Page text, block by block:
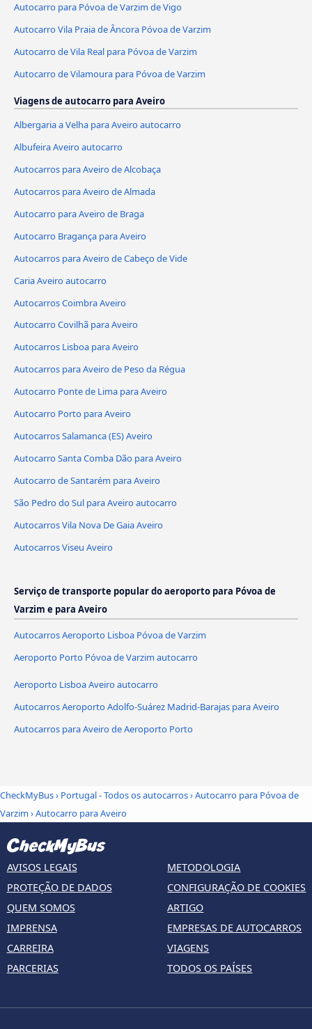
Autocarro para Póvoa de Varzim de Vigo
Autocarro Vila Praia de Âncora Póvoa de Varzim
Autocarro de Vila Real para Póvoa de Varzim
Autocarro de Vilamoura para Póvoa de Varzim
Viagens de autocarro para Aveiro
Albergaria a Velha para Aveiro autocarro
Albufeira Aveiro autocarro
Autocarros para Aveiro de Alcobaça
Autocarros para Aveiro de Almada
Autocarro para Aveiro de Braga
Autocarro Bragança para Aveiro
Autocarros para Aveiro de Cabeço de Vide
Caria Aveiro autocarro
Autocarros Coimbra Aveiro
Autocarro Covilhã para Aveiro
Autocarros Lisboa para Aveiro
Autocarros para Aveiro de Peso da Régua
Autocarro Ponte de Lima para Aveiro
Autocarro Porto para Aveiro
Autocarros Salamanca (ES) Aveiro
Autocarro Santa Comba Dão para Aveiro
Autocarro de Santarém para Aveiro
São Pedro do Sul para Aveiro autocarro
Autocarros Vila Nova De Gaia Aveiro
Autocarros Viseu Aveiro
Serviço de transporte popular do aeroporto para Póvoa de
Varzim e para Aveiro
Autocarros Aeroporto Lisboa Póvoa de Varzim
Aeroporto Porto Póvoa de Varzim autocarro
Aeroporto Lisboa Aveiro autocarro
Autocarros Aeroporto Adolfo-Suárez Madrid-Barajas para Aveiro
Autocarros para Aveiro de Aeroporto Porto
CheckMyBus› Portugal - Todos os autocarros›Autocarro para Póvoa de
Varzim ›Autocarro para Aveiro
AVISOS LEGAIS
PROTEÇÃO DE DADOS
QUEM SOMOS
IMPRENSA
CARREIRA
PARCERIAS
METODOLOGIA
CONFIGURAÇÃO DE COOKIES
ARTIGO
EMPRESAS DE AUTOCARROS
VIAGENS
TODOS OS PAÍSES